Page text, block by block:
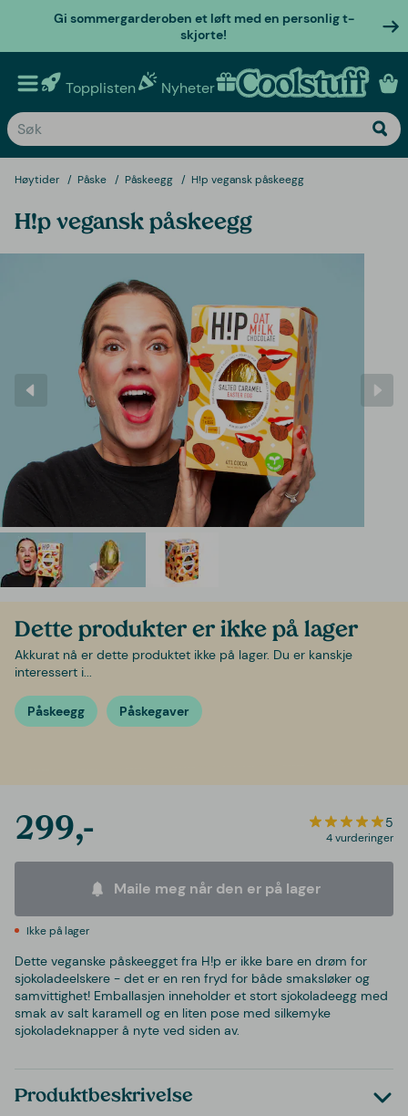
Gi sommergarderoben et løft med en personlig t-
skjorte!
Topplisten Nyheter Personlige gaver
Høytider Påske Påskeegg H!p vegansk påskeegg
H!p vegansk påskeegg
Dette produkter er ikke på lager
Akkurat nå er dette produktet ikke på lager. Du er kanskje
interessert i...
Påskeegg Påskegaver
299,- 5
4 vurderinger
Maile meg når den er på lager
Ikke på lager
Dette veganske påskeegget fra H!p er ikke bare en drøm for
sjokoladeelskere - det er en ren fryd for både smaksløker og
samvittighet! Emballasjen inneholder et stort sjokoladeegg med
smak av salt karamell og en liten pose med silkemyke
sjokoladeknapper å nyte ved siden av.
Produktbeskrivelse